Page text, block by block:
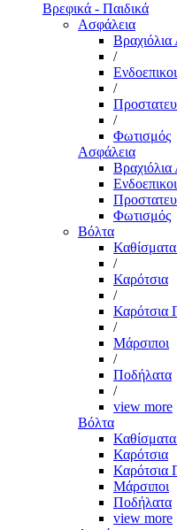
Βρεφικά - Παιδικά
Ασφάλεια
/
/
/
Φωτισμός
Ασφάλεια
Φωτισμός
Βόλτα
/
Καρότσια
/
Καρότσια
/
Μάρσιποι
/
Ποδήλατα
/
view more
Βόλτα
Καρότσια
Καρότσια
Μάρσιποι
Ποδήλατα
view more